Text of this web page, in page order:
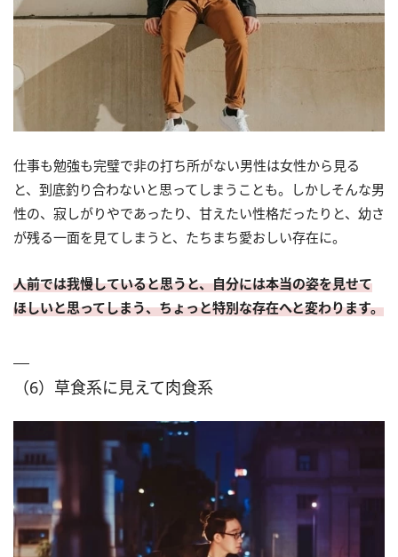
仕事も勉強も完璧で非の打ち所がない男性は女性から見る
と、到底釣り合わないと思ってしまうことも。しかしそんな男
性の、寂しがりやであったり、甘えたい性格だったりと、幼さ
が残る一面を見てしまうと、たちまち愛おしい存在に。
人前では我慢していると思うと、自分には本当の姿を見せて
ほしいと思ってしまう、ちょっと特別な存在へと変わります。
（6）草食系に見えて肉食系